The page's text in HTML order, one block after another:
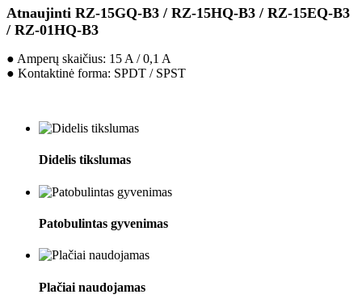
Atnaujinti RZ-15GQ-B3 / RZ-15HQ-B3 / RZ-15EQ-B3
/ RZ-01HQ-B3
● Amperų skaičius: 15 A / 0,1 A
● Kontaktinė forma: SPDT / SPST
Didelis tikslumas
Patobulintas gyvenimas
Plačiai naudojamas